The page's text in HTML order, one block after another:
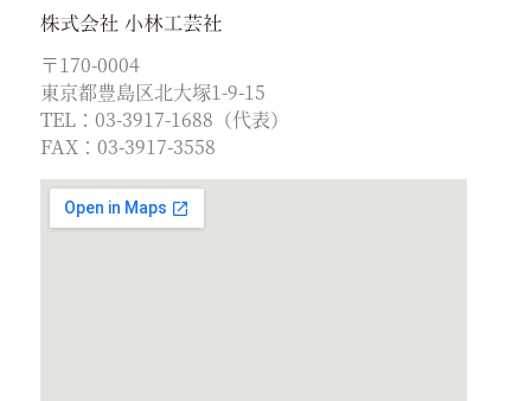
〒170-0004
東京都豊島区北大塚1-9-15
TEL：03-3917-1688（代表）
FAX：03-3917-3558